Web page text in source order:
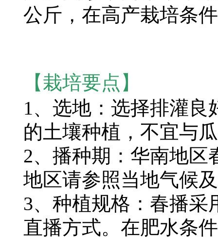
公斤，在高产栽培条
【栽培要点】
1、选地：选择排灌
的土壤种植，不宜与
2、播种期：华南地区
地区请参照当地气候
3、种植规格：春播采
直播方式。在肥水条